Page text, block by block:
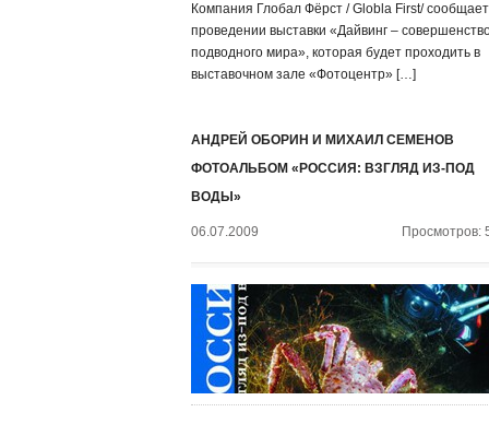
Компания Глобал Фёрст / Globla First/
проведении выставки «Дайвинг –
подводного мира», которая будет проходить в
выставочном зале «Фотоцентр» […]
АНДРЕЙ ОБОРИН И МИХАИЛ СЕМЕНОВ
ФОТОАЛЬБОМ «РОССИЯ: ВЗГЛЯД ИЗ-ПОД
ВОДЫ»
06.07.2009 Просмотров: